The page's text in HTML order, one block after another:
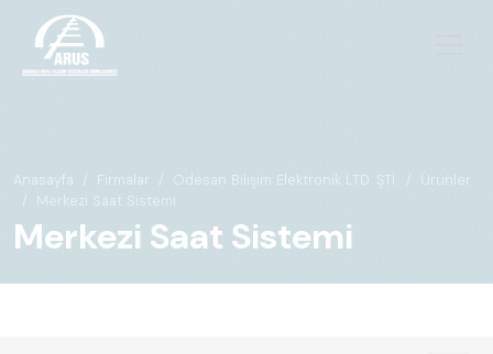
Anasayfa Firmalar Odesan Bilişim Elektronik LTD. ŞTİ.
Ürünler
Merkezi Saat Sistemi
Merkezi Saat Sistemi